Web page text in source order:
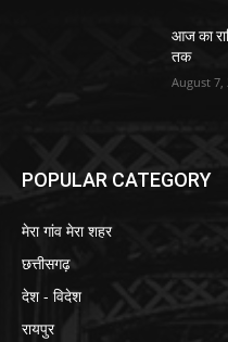
आज का
तक
August 7,
POPULAR CATEGORY
मेरा गांव मेरा शहर
छत्तीसगढ़
देश - विदेश
रायपुर